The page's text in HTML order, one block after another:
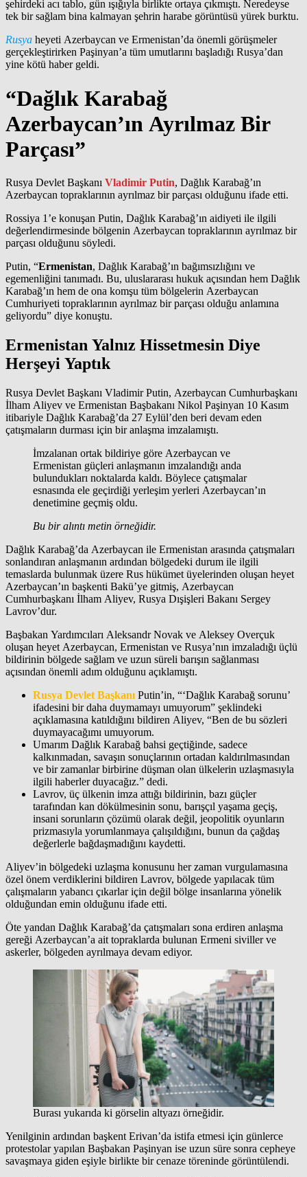
şehirdeki acı tablo, gün ışığıyla birlikte ortaya çıkmıştı. Neredeyse
tek bir sağlam bina kalmayan şehrin harabe görüntüsü yürek burktu.
Rusya heyeti Azerbaycan ve Ermenistan’da önemli görüşmeler
gerçekleştirirken Paşinyan’a tüm umutlarını başladığı Rusya’dan
yine kötü haber geldi.
“Dağlık Karabağ
Azerbaycan’ın Ayrılmaz Bir
Parçası”
Rusya Devlet Başkanı Vladimir Putin, Dağlık Karabağ’ın
Azerbaycan topraklarının ayrılmaz bir parçası olduğunu ifade etti.
Rossiya 1’e konuşan Putin, Dağlık Karabağ’ın aidiyeti ile ilgili
değerlendirmesinde bölgenin Azerbaycan topraklarının ayrılmaz bir
parçası olduğunu söyledi.
Putin, “Ermenistan, Dağlık Karabağ’ın bağımsızlığını ve
egemenliğini tanımadı. Bu, uluslararası hukuk açısından hem Dağlık
Karabağ’ın hem de ona komşu tüm bölgelerin Azerbaycan
Cumhuriyeti topraklarının ayrılmaz bir parçası olduğu anlamına
geliyordu” diye konuştu.
Ermenistan Yalnız Hissetmesin Diye
Herşeyi Yaptık
Rusya Devlet Başkanı Vladimir Putin, Azerbaycan Cumhurbaşkanı
İlham Aliyev ve Ermenistan Başbakanı Nikol Paşinyan 10 Kasım
itibariyle Dağlık Karabağ’da 27 Eylül’den beri devam eden
çatışmaların durması için bir anlaşma imzalamıştı.
İmzalanan ortak bildiriye göre Azerbaycan ve
Ermenistan güçleri anlaşmanın imzalandığı anda
bulundukları noktalarda kaldı. Böylece çatışmalar
esnasında ele geçirdiği yerleşim yerleri Azerbaycan’ın
denetimine geçmiş oldu.
Bu bir alıntı metin örneğidir.
Dağlık Karabağ’da Azerbaycan ile Ermenistan arasında çatışmaları
sonlandıran anlaşmanın ardından bölgedeki durum ile ilgili
temaslarda bulunmak üzere Rus hükümet üyelerinden oluşan heyet
Azerbaycan’ın başkenti Bakü’ye gitmiş, Azerbaycan
Cumhurbaşkanı İlham Aliyev, Rusya Dışişleri Bakanı Sergey
Lavrov’dur.
Başbakan Yardımcıları Aleksandr Novak ve Aleksey Overçuk
oluşan heyet Azerbaycan, Ermenistan ve Rusya’nın imzaladığı üçlü
bildirinin bölgede sağlam ve uzun süreli barışın sağlanması
açısından önemli adım olduğunu açıklamıştı.
Rusya Devlet Başkanı Putin’in, “‘Dağlık Karabağ sorunu’
ifadesini bir daha duymamayı umuyorum” şeklindeki
açıklamasına katıldığını bildiren Aliyev, “Ben de bu sözleri
duymayacağımı umuyorum.
Umarım Dağlık Karabağ bahsi geçtiğinde, sadece
kalkınmadan, savaşın sonuçlarının ortadan kaldırılmasından
ve bir zamanlar birbirine düşman olan ülkelerin uzlaşmasıyla
ilgili haberler duyacağız.” dedi.
Lavrov, üç ülkenin imza attığı bildirinin, bazı güçler
tarafından kan dökülmesinin sonu, barışçıl yaşama geçiş,
insani sorunların çözümü olarak değil, jeopolitik oyunların
prizmasıyla yorumlanmaya çalışıldığını, bunun da çağdaş
değerlerle bağdaşmadığını kaydetti.
Aliyev’in bölgedeki uzlaşma konusunu her zaman vurgulamasına
özel önem verdiklerini bildiren Lavrov, bölgede yapılacak tüm
çalışmaların yabancı çıkarlar için değil bölge insanlarına yönelik
olduğundan emin olduğunu ifade etti.
Öte yandan Dağlık Karabağ’da çatışmaları sona erdiren anlaşma
gereği Azerbaycan’a ait topraklarda bulunan Ermeni siviller ve
askerler, bölgeden ayrılmaya devam ediyor.
Burası yukarıda ki görselin altyazı örneğidir.
Yenilginin ardından başkent Erivan’da istifa etmesi için günlerce
protestolar yapılan Başbakan Paşinyan ise uzun süre sonra cepheye
savaşmaya giden eşiyle birlikte bir cenaze töreninde görüntülendi.